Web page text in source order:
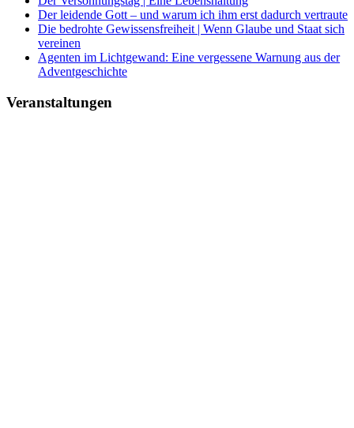
Der leidende Gott – und warum ich ihm erst dadurch vertraute
Die bedrohte Gewissensfreiheit | Wenn Glaube und Staat sich
vereinen
Agenten im Lichtgewand: Eine vergessene Warnung aus der
Adventgeschichte
Veranstaltungen